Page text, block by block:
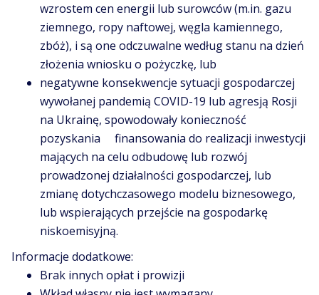
wzrostem cen energii lub surowców (m.in. gazu
ziemnego, ropy naftowej, węgla kamiennego,
zbóż), i są one odczuwalne według stanu na dzień
złożenia wniosku o pożyczkę, lub
negatywne konsekwencje sytuacji gospodarczej
wywołanej pandemią COVID-19 lub agresją Rosji
na Ukrainę, spowodowały konieczność
pozyskania finansowania do realizacji inwestycji
mających na celu odbudowę lub rozwój
prowadzonej działalności gospodarczej, lub
zmianę dotychczasowego modelu biznesowego,
lub wspierających przejście na gospodarkę
niskoemisyjną.
Informacje dodatkowe:
Brak innych opłat i prowizji